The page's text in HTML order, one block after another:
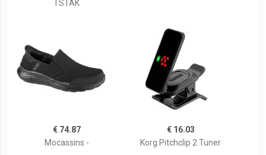
TSTAK
€ 74.87
Mocassins -
€ 16.03
Korg Pitchclip 2 Tuner